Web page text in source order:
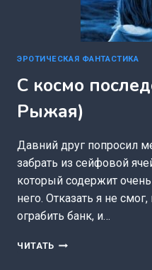
ЭРОТИЧЕСКАЯ ФАНТАСТИКА
С космо
Рыжая)
Давний друг попросил
забрать из сейфовой
который содержит
него. Отказать я не
ограбить банк, и…
ЧИТАТЬ С